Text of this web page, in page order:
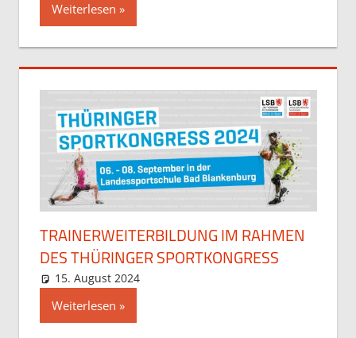
Weiterlesen
TRAINERWEITERBILDUNG IM RAHMEN
DES THÜRINGER SPORTKONGRESS
15. August 2024
Weiterlesen